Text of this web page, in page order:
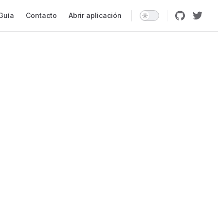
Contacto Abrir aplicación